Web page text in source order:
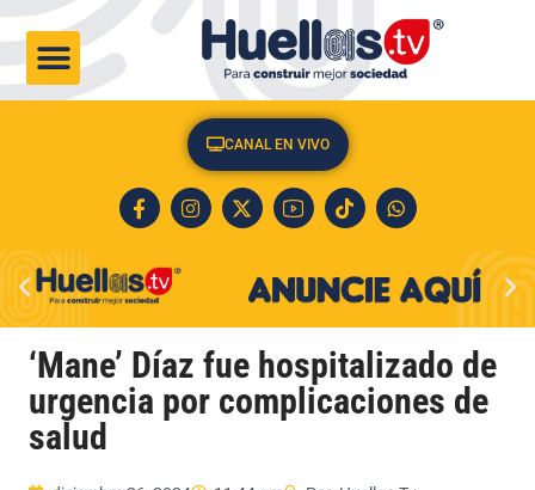
CANAL EN VIVO
‘Mane’ Díaz fue hospitalizado de
urgencia por complicaciones de
salud